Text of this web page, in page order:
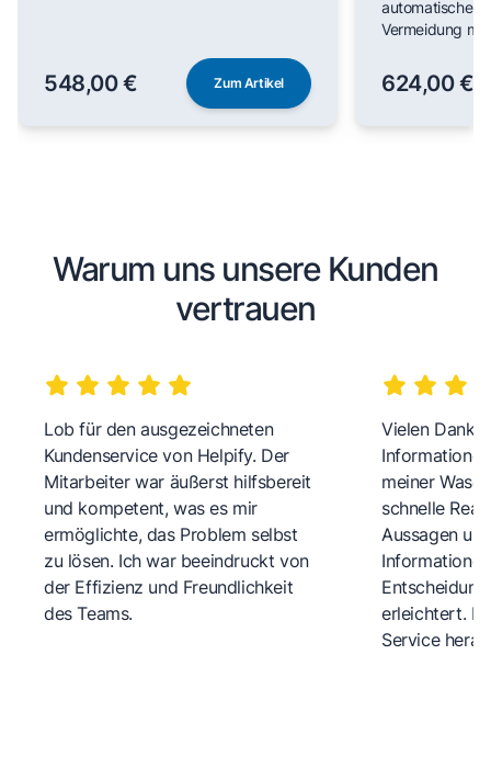
548,00 € Zum Artikel
automatischer
Vermeidung
624,00 €
Warum uns unsere Kunden
vertrauen
Lob für den ausgezeichneten
Kundenservice von Helpify. Der
Mitarbeiter war äußerst hilfsbereit
und kompetent, was es mir
ermöglichte, das Problem selbst
zu lösen. Ich war beeindruckt von
der Effizienz und Freundlichkeit
des Teams.
Vielen Dank
meiner
schnelle
Aussagen
erleichtert.
Service